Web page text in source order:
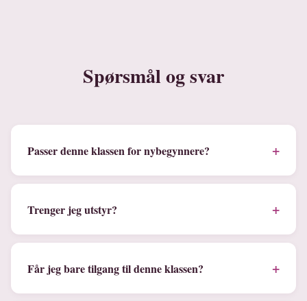
Spørsmål og svar
Passer denne klassen for nybegynnere? +
Trenger jeg utstyr? +
Får jeg bare tilgang til denne klassen? +